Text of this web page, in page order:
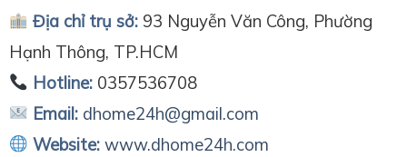
Địa chỉ trụ sở:93 Nguyễn Văn Công, Phường
Hạnh Thông, TP.HCM
Hotline:0357536708
Email: dhome24h@gmail.com
Website: www.dhome24h.com